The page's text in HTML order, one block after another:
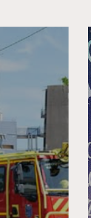
TECHNOLOGIES
INTERNATIONAL